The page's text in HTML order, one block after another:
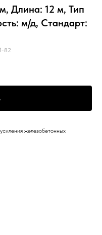
Длина: 12 м, Тип
м/д, Стандарт:
82
железобетонных